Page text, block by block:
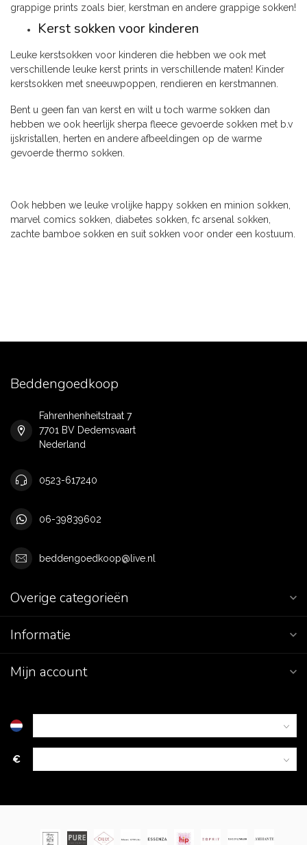
grappige prints zoals bier, kerstman en andere grappige sokken!
Kerst sokken voor kinderen
Leuke kerstsokken voor kinderen die hebben we ook met
verschillende leuke kerst prints in verschillende maten! Kinder
kerstsokken met sneeuwpoppen, rendieren en kerstmannen.
Bent u geen fan van kerst en wilt u toch warme sokken dan
hebben we ook heerlijk sherpa fleece gevoerde sokken met b.v
ijskristallen, herten en andere afbeeldingen op de warme
gevoerde thermo sokken.
Ook hebben we leuke vrolijke happy sokken en minion sokken,
marvel comics sokken, diabetes sokken, fc arsenal sokken,
zachte bamboe sokken en suit sokken voor onder een kostuum.
Beddengoedkoop
Fahrenhenheitstraat 7
7701 BV Dedemsvaart
Nederland
0523-617240
06-39839602
beddengoedkoop@live.nl
Overige categorieën
Informatie
Mijn account
€